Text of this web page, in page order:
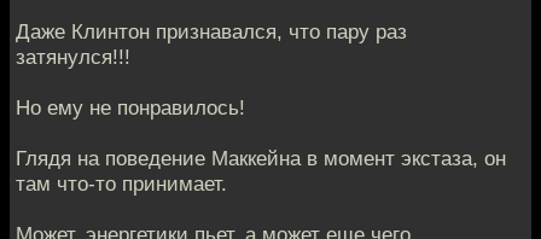
Даже Клинтон признавался, что пару раз
затянулся!!!
Но ему не понравилось!
Глядя на поведение Маккейна в момент экстаза, он
там что-то принимает.
Может, энергетики пьет, а может еще чего.